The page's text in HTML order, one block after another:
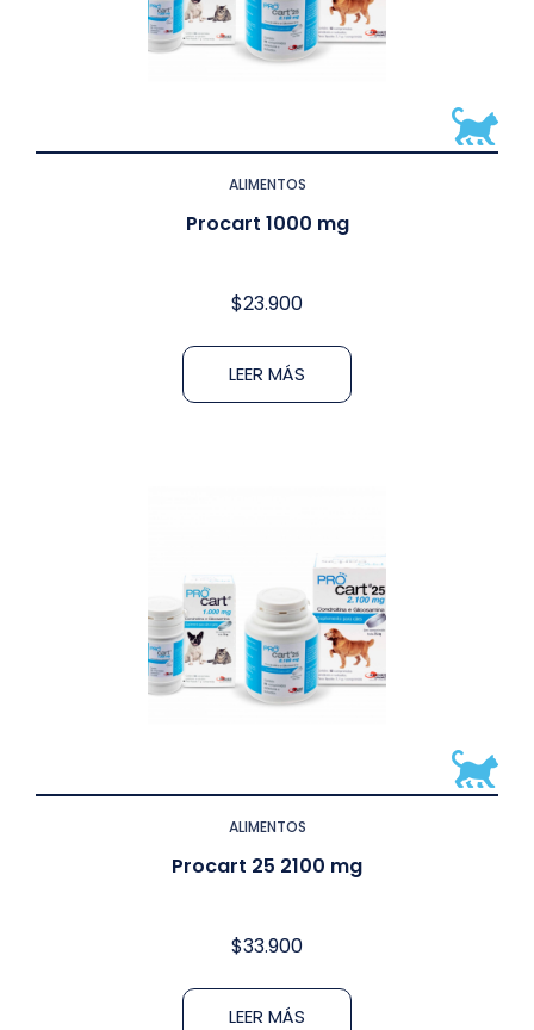
ALIMENTOS
Procart 1000 mg
$23.900
LEER MÁS
ALIMENTOS
Procart 25 2100 mg
$33.900
LEER MÁS